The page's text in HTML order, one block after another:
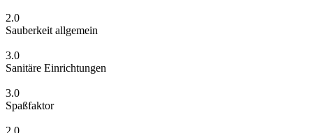
2.0
Sauberkeit allgemein
3.0
Sanitäre Einrichtungen
3.0
Spaßfaktor